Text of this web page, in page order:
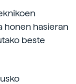
honen hasieran
beste